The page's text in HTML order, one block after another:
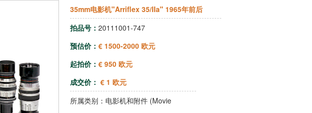
35mm电影机"Arriflex 35/IIa" 1965年前后
拍品号： 20111001-747
预估价： € 1500-2000 欧元
起拍价： € 950 欧元
成交价： € 1 欧元
所属类别： 电影机和附件 (Movie